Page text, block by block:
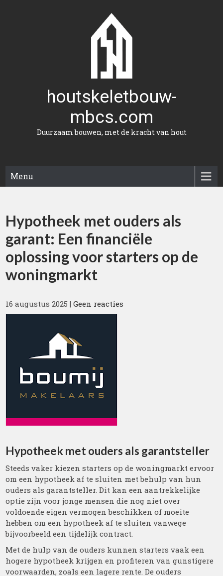
houtskeletbouw-
mbcs.com
Duurzaam bouwen, met de kracht van hout
Menu
Hypotheek met ouders als
garant: Een financiële
oplossing voor starters op de
woningmarkt
16 augustus 2025 |Geen reacties
Hypotheek met ouders als garantsteller
Steeds vaker kiezen starters op de woningmarkt ervoor
om een hypotheek af te sluiten met behulp van hun
ouders als garantsteller. Dit kan een aantrekkelijke
optie zijn voor jonge mensen die nog niet over
voldoende eigen vermogen beschikken of moeite
hebben om een hypotheek af te sluiten vanwege
bijvoorbeeld een tijdelijk contract.
Met de hulp van de ouders kunnen starters vaak een
hogere hypotheek krijgen en profiteren van gunstigere
voorwaarden, zoals een lagere rente. De ouders